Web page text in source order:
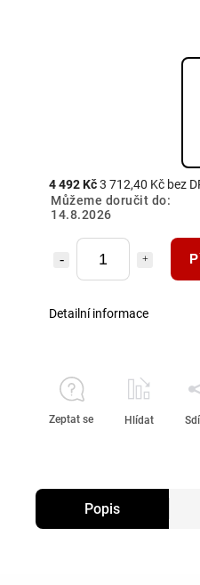
4 492 Kč3 712,40 Kč bez
Můžeme doručit do:
14.8.2026
Detailní informace
Zeptat se Hlídat
Popis